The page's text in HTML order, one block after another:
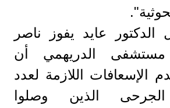
الدكتور عايد يفوز ناصر
الدريهمي أن
الإسعافات اللازمة لعدد
الذين وصلوا